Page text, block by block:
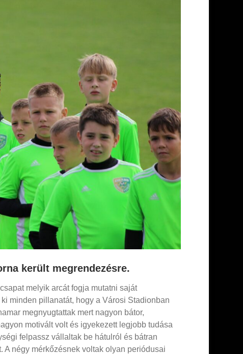
került megrendezésre.
melyik arcát fogja mutatni saját
minden pillanatát, hogy a Városi Stadionban
megnyugtattak mert nagyon bátor,
motivált volt és igyekezett legjobb tudása
felpassz vállaltak be hátulról és bátran
négy mérkőzésnek voltak olyan periódusai